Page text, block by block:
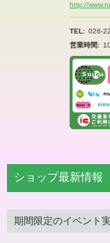
http://
TEL
026-
営業時間
ショップ最新情報
期間限定のイベント